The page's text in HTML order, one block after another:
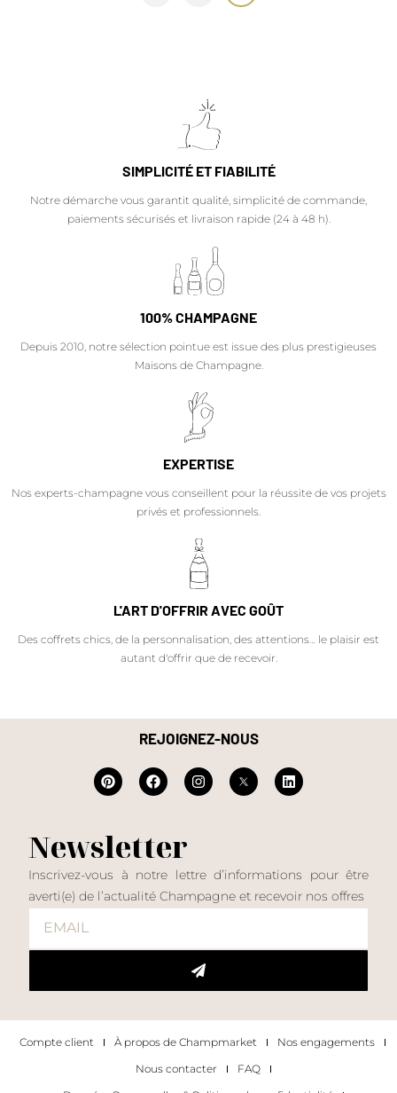
SIMPLICITÉ ET FIABILITÉ
Notre démarche vous garantit qualité, simplicité de commande,
paiements sécurisés et livraison rapide (24 à 48 h).
100% CHAMPAGNE
Depuis 2010, notre sélection pointue est issue des plus prestigieuses
Maisons de Champagne.
EXPERTISE
Nos experts-champagne vous conseillent pour la réussite de vos projets
privés et professionnels.
L'ART D'OFFRIR AVEC GOÛT
Des coffrets chics, de la personnalisation, des attentions… le plaisir est
autant d'offrir que de recevoir.
REJOIGNEZ-NOUS
Newsletter
Inscrivez-vous à notre lettre d’informations pour être
averti(e) de l’actualité Champagne et recevoir nos offres
Compte client À propos de Champmarket
Nos engagements
Nous contacter
FAQ